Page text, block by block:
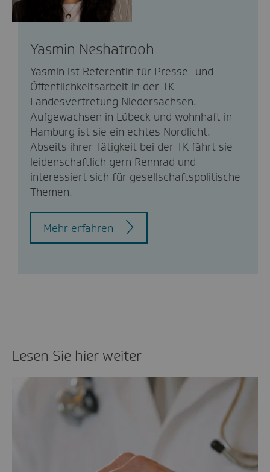
Yasmin Neshatrooh
Yasmin ist Referentin für Presse- und
Öffentlichkeitsarbeit in der TK-
Landesvertretung Niedersachsen.
Aufgewachsen in Lübeck und wohnhaft in
Hamburg ist sie ein echtes Nordlicht.
Abseits ihrer Tätigkeit bei der TK fährt sie
leidenschaftlich gern Rennrad und
interessiert sich für gesellschaftspolitische
Themen.
Mehr erfahren
Lesen Sie hier weiter